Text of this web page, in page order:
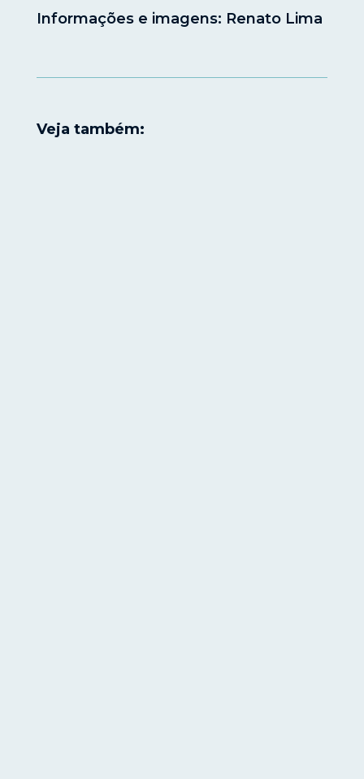
Informações e imagens: Renato Lima
Veja também: